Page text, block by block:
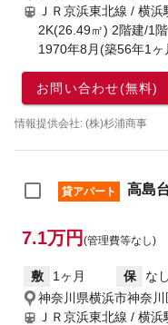
ＪＲ京浜東北線 / 横浜
2K(26.49㎡) 2階建/1階
1970年8月(築56年1ヶ
お問い合わせ(無料)
情報提供会社: (株)杉浦商事
貸アパート 高島
7.1万円 (管理費等なし)
敷 1ヶ月 保 なし
神奈川県横浜市神奈川
ＪＲ京浜東北線 / 横浜